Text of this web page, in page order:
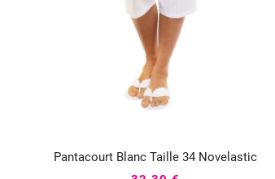
Pantacourt Blanc Taille 34 Novelastic